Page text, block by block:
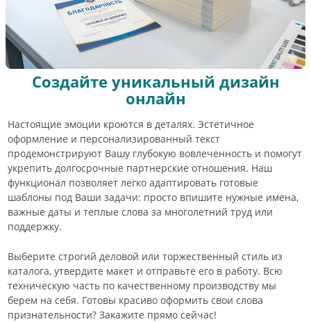
Создайте уникальный дизайн
онлайн
Настоящие эмоции кроются в деталях. Эстетичное
оформление и персонализированный текст
продемонстрируют Вашу глубокую вовлеченность и помогут
укрепить долгосрочные партнерские отношения. Наш
функционал позволяет легко адаптировать готовые
шаблоны под Ваши задачи: просто впишите нужные имена,
важные даты и теплые слова за многолетний труд или
поддержку.
Выберите строгий деловой или торжественный стиль из
каталога, утвердите макет и отправьте его в работу. Всю
техническую часть по качественному производству мы
берем на себя. Готовы красиво оформить свои слова
признательности? Закажите прямо сейчас!